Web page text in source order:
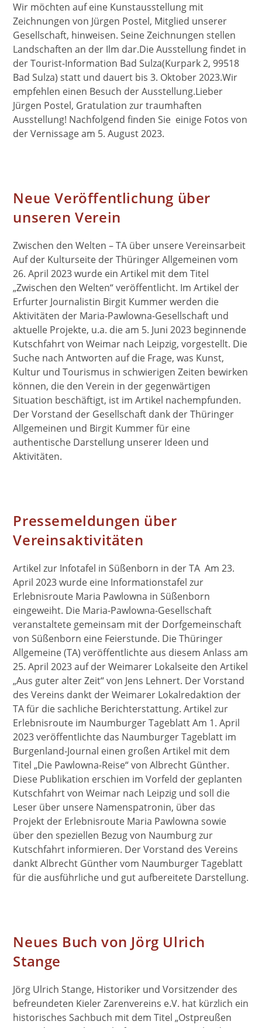
Wir möchten auf eine Kunstausstellung mit
Zeichnungen von Jürgen Postel, Mitglied unserer
Gesellschaft, hinweisen. Seine Zeichnungen stellen
Landschaften an der Ilm dar.Die Ausstellung findet in
der Tourist-Information Bad Sulza(Kurpark 2, 99518
Bad Sulza) statt und dauert bis 3. Oktober 2023.Wir
empfehlen einen Besuch der Ausstellung.Lieber
Jürgen Postel, Gratulation zur traumhaften
Ausstellung! Nachfolgend finden Sie einige Fotos von
der Vernissage am 5. August 2023.
Neue Veröffentlichung über
unseren Verein
Zwischen den Welten – TA über unsere Vereinsarbeit
Auf der Kulturseite der Thüringer Allgemeinen vom
26. April 2023 wurde ein Artikel mit dem Titel
„Zwischen den Welten“ veröffentlicht. Im Artikel der
Erfurter Journalistin Birgit Kummer werden die
Aktivitäten der Maria-Pawlowna-Gesellschaft und
aktuelle Projekte, u.a. die am 5. Juni 2023 beginnende
Kutschfahrt von Weimar nach Leipzig, vorgestellt. Die
Suche nach Antworten auf die Frage, was Kunst,
Kultur und Tourismus in schwierigen Zeiten bewirken
können, die den Verein in der gegenwärtigen
Situation beschäftigt, ist im Artikel nachempfunden.
Der Vorstand der Gesellschaft dank der Thüringer
Allgemeinen und Birgit Kummer für eine
authentische Darstellung unserer Ideen und
Aktivitäten.
Pressemeldungen über
Vereinsaktivitäten
Artikel zur Infotafel in Süßenborn in der TA Am 23.
April 2023 wurde eine Informationstafel zur
Erlebnisroute Maria Pawlowna in Süßenborn
eingeweiht. Die Maria-Pawlowna-Gesellschaft
veranstaltete gemeinsam mit der Dorfgemeinschaft
von Süßenborn eine Feierstunde. Die Thüringer
Allgemeine (TA) veröffentlichte aus diesem Anlass am
25. April 2023 auf der Weimarer Lokalseite den Artikel
„Aus guter alter Zeit“ von Jens Lehnert. Der Vorstand
des Vereins dankt der Weimarer Lokalredaktion der
TA für die sachliche Berichterstattung. Artikel zur
Erlebnisroute im Naumburger Tageblatt Am 1. April
2023 veröffentlichte das Naumburger Tageblatt im
Burgenland-Journal einen großen Artikel mit dem
Titel „Die Pawlowna-Reise“ von Albrecht Günther.
Diese Publikation erschien im Vorfeld der geplanten
Kutschfahrt von Weimar nach Leipzig und soll die
Leser über unsere Namenspatronin, über das
Projekt der Erlebnisroute Maria Pawlowna sowie
über den speziellen Bezug von Naumburg zur
Kutschfahrt informieren. Der Vorstand des Vereins
dankt Albrecht Günther vom Naumburger Tageblatt
für die ausführliche und gut aufbereitete Darstellung.
Neues Buch von Jörg Ulrich
Stange
Jörg Ulrich Stange, Historiker und Vorsitzender des
befreundeten Kieler Zarenvereins e.V. hat kürzlich ein
historisches Sachbuch mit dem Titel „Ostpreußen